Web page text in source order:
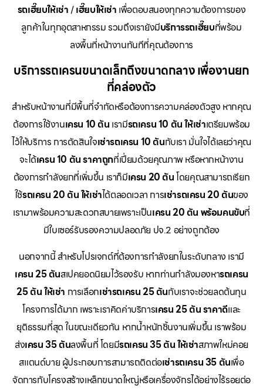
รถเฮี๊ยบให้เช่า/เฮี๊ยบให้เช่า เพื่อตอบสนองทุกความต้องการของ
ลูกค้าในทุกอุตสาหกรรม รวมถึงเรายังมีบริการรถเฮี๊ยบที่พร้อม
ลงพื้นที่หน้างานทันทีที่คุณต้องการ
บริการรถเครนขนาดเล็กถึงขนาดกลาง เพื่องานยก
ที่คล่องตัว
สำหรับหน้างานที่มีพื้นที่จำกัดหรือต้องการความคล่องตัวสูง หากคุณ
ต้องการใช้งานเครน 10 ตัน เรามีรถเครน 10 ตัน ให้เช่าเตรียมพร้อม
ไว้ให้บริการ การตัดสินใจเช่ารถเครน 10 ตันกับเรา มั่นใจได้เลยว่าคุณ
จะได้เครน 10 ตัน ราคาถูกที่เปี่ยมด้วยคุณภาพ หรือหากหน้างาน
ต้องการกำลังยกที่เพิ่มขึ้น เราก็มีเครน 20 ตันโดยคุณสามารถเรียก
ใช้รถเครน 20 ตัน ให้เช่าได้ตลอดเวลา การเช่ารถเครน 20 ตันของ
เรามาพร้อมความสะดวกสบายเพราะเป็นเครน 20 ตัน พร้อมคนขับที่
มีใบเซอร์รับรองความปลอดภัย ปจ.2 อย่างถูกต้อง
นอกจากนี้ สำหรับโปรเจกต์ที่ต้องการกำลังยกในระดับกลาง เรามี
เครน 25 ตันสเปคยอดนิยมไว้รองรับ หากท่านกำลังมองหารถเครน
25 ตัน ให้เช่า การเลือกเช่ารถเครน 25 ตันกับเราจะช่วยลดต้นทุน
โครงการได้มาก เพราะเราคิดค่าบริการเครน 25 ตัน ราคาดีและ
ยุติธรรมที่สุด ในขณะเดียวกัน หากน้ำหนักชิ้นงานเพิ่มขึ้น เราพร้อม
ส่งเครน 35 ตันลงพื้นที่ โดยมีรถเครน 35 ตัน ให้เช่าสภาพใหม่คอย
สแตนด์บาย ผู้ประกอบการสามารถติดต่อเช่ารถเครน 35 ตันเพื่อ
จัดการกับโครงสร้างเหล็กขนาดใหญ่หรือเครื่องจักรได้อย่างไร้รอยต่อ